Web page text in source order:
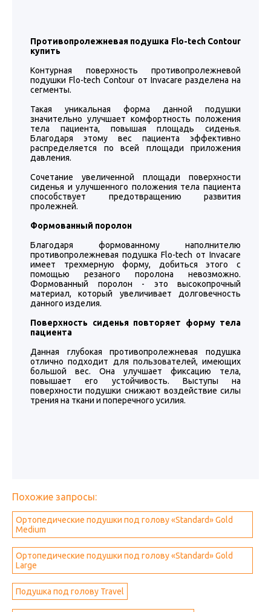
Противопролежневая подушка Flo-tech Contour
купить
Контурная поверхность противопролежневой
подушки Flo-tech Contour от Invacare разделена на
сегменты.
Такая уникальная форма данной подушки
значительно улучшает комфортность положения
тела пациента, повышая площадь сиденья.
Благодаря этому вес пациента эффективно
распределяется по всей площади приложения
давления.
Сочетание увеличенной площади поверхности
сиденья и улучшенного положения тела пациента
способствует предотвращению развития
пролежней.
Формованный поролон
Благодаря формованному наполнителю
противопролежневая подушка Flo-tech от Invacare
имеет трехмерную форму, добиться этого с
помощью резаного поролона невозможно.
Формованный поролон - это высокопрочный
материал, который увеличивает долговечность
данного изделия.
Поверхность сиденья повторяет форму тела
пациента
Данная глубокая противопролежневая подушка
отлично подходит для пользователей, имеющих
большой вес. Она улучшает фиксацию тела,
повышает его устойчивость. Выступы на
поверхности подушки снижают воздействие силы
трения на ткани и поперечного усилия.
Похожие запросы:
Ортопедические подушки под голову «Standard» Gold
Medium
Ортопедические подушки под голову «Standard» Gold
Large
Подушка под голову Travel